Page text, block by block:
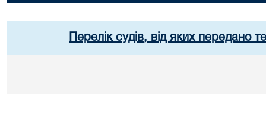
Перелік судів, від яких передано